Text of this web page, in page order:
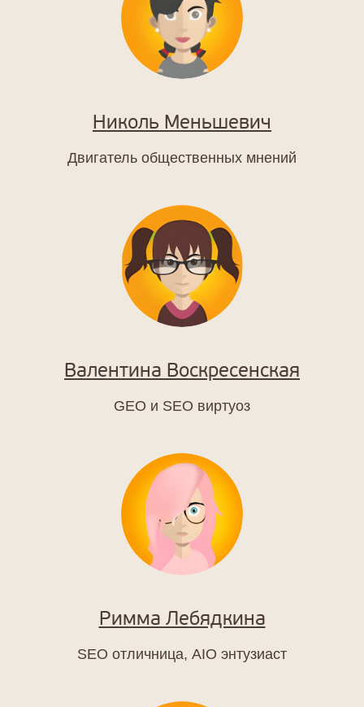
Николь Меньшевич
Двигатель общественных мнений
Валентина Воскресенская
GEO и SEO виртуоз
Римма Лебядкина
SEO отличница, AIО энтузиаст